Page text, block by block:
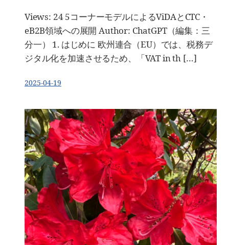
Views: 24 5コーナーモデルによるViDAとCTC・
eB2B領域への展開 Author: ChatGPT（編集：三
分一） 1. はじめに 欧州連合（EU）では、税務デ
ジタル化を加速させるため、「VAT in th […]
2025-04-19